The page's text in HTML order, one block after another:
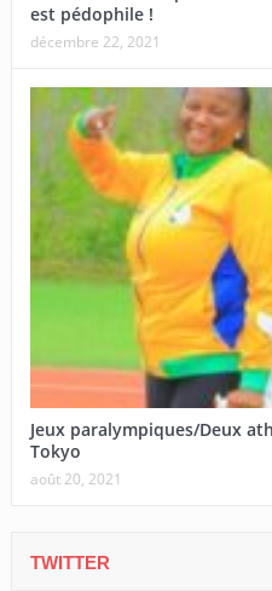
est pédophile !
décembre 22, 2021
Jeux paralympiques/Deux
Tokyo
août 20, 2021
TWITTER